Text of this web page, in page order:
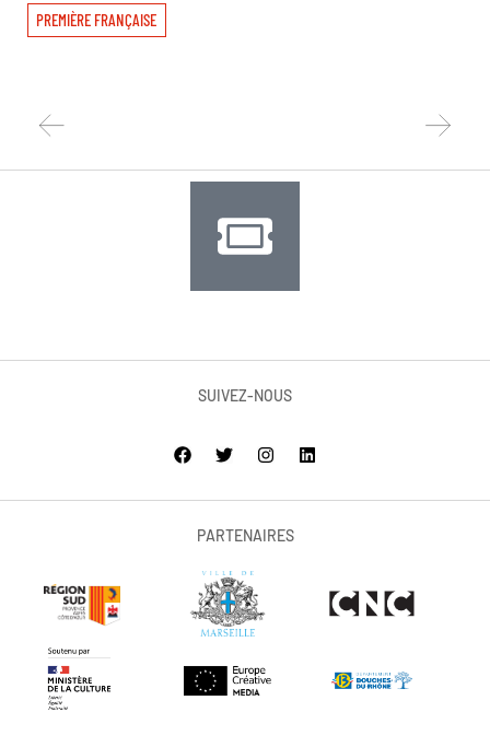
PREMIÈRE FRANÇAISE
SUIVEZ-NOUS
PARTENAIRES